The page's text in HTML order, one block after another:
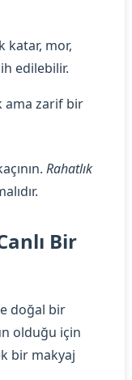
katar, mor,
edilebilir.
ama zarif bir
Rahatlık
Bir
doğal bir
olduğu için
bir makyaj